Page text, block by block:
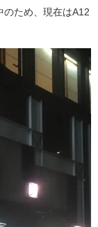
のため、現在はA12